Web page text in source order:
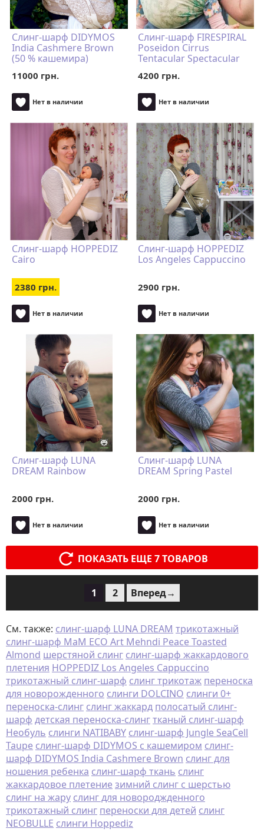
Слинг-шарф DIDYMOS
India Cashmere Brown
(50 % кашемира)
11000 грн.
Нет в наличии
Слинг-шарф FIRESPIRAL
Poseidon Cirrus
Tentacular Spectacular
4200 грн.
Нет в наличии
Слинг-шарф HOPPEDIZ
Cairo
2380 грн.
Нет в наличии
Слинг-шарф HOPPEDIZ
Los Angeles Cappuccino
2900 грн.
Нет в наличии
Слинг-шарф LUNA
DREAM Rainbow
2000 грн.
Нет в наличии
Слинг-шарф LUNA
DREAM Spring Pastel
2000 грн.
Нет в наличии
ПОКАЗАТЬ ЕЩЕ 7 ТОВАРОВ
1 2 Вперед→
См. также: слинг-шарф LUNA DREAM трикотажный
слинг-шарф MaM ECO Art Mehndi Peace Toasted
Almond шерстяной слинг слинг-шарф жаккардового
плетения HOPPEDIZ Los Angeles Cappuccino
трикотажный слинг-шарф слинг трикотаж переноска
для новорожденного слинги DOLCINO слинги 0+
переноска-слинг слинг жаккард полосатый слинг-
шарф детская переноска-слингтканый слинг-шарф
Необуль слинги NATIBABY слинг-шарф Jungle SeaCell
Taupe слинг-шарф DIDYMOS с кашемиром слинг-
шарф DIDYMOS India Cashmere Brown слинг для
ношения ребенка слинг-шарф ткань слинг
жаккардовое плетениезимний слинг с шерстью
слинг на жару слинг для новороджденного
трикотажный слинг переноски для детей слинг
NEOBULLE слинги Hoppediz